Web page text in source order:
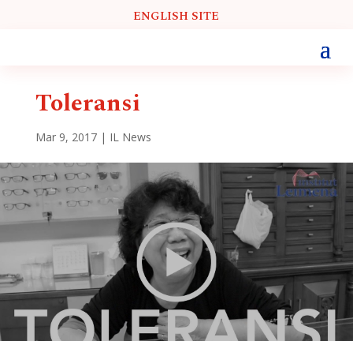
ENGLISH SITE
Toleransi
Mar 9, 2017| IL News